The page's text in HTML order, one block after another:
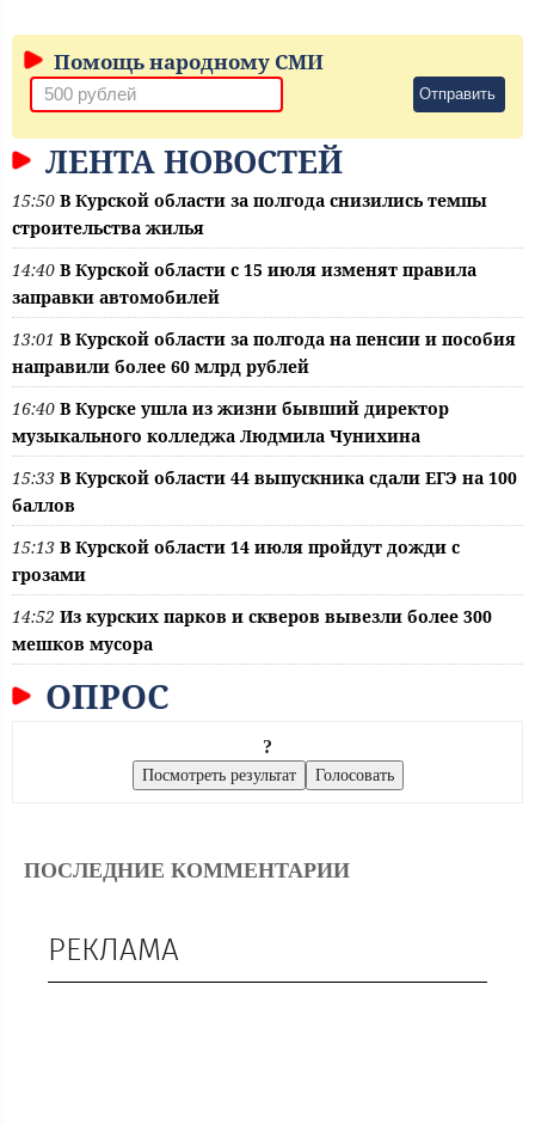
Помощь народному СМИ
Отправить
ЛЕНТА НОВОСТЕЙ
15:50 В Курской области за полгода снизились темпы
строительства жилья
14:40 В Курской области с 15 июля изменят правила
заправки автомобилей
13:01 В Курской области за полгода на пенсии и пособия
направили более 60 млрд рублей
16:40 В Курске ушла из жизни бывший директор
музыкального колледжа Людмила Чунихина
15:33 В Курской области 44 выпускника сдали ЕГЭ на 100
баллов
15:13 В Курской области 14 июля пройдут дожди с
грозами
14:52 Из курских парков и скверов вывезли более 300
мешков мусора
ОПРОС
?
ПОСЛЕДНИЕ КОММЕНТАРИИ
РЕКЛАМА